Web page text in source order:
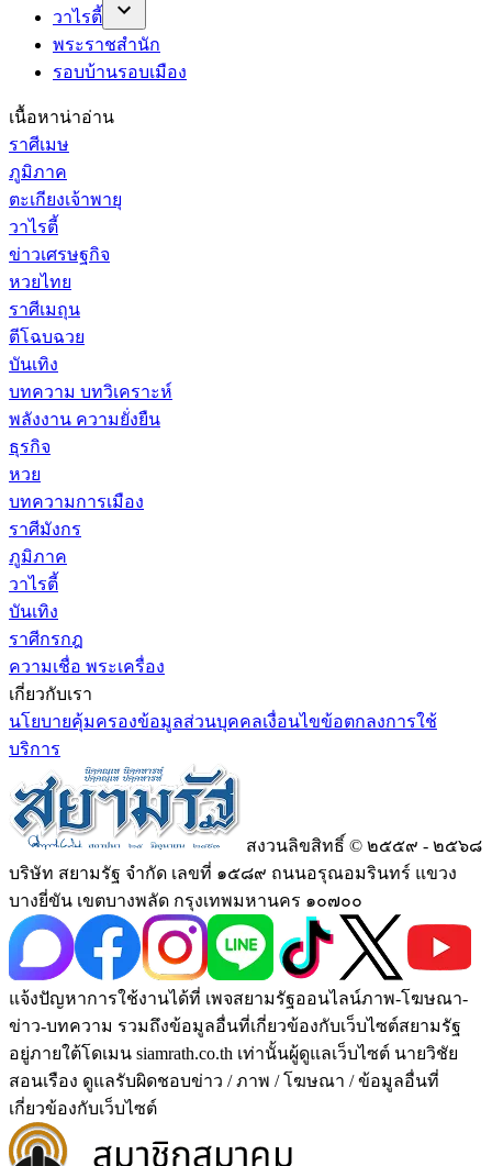
วาไรตี้
พระราชสำนัก
รอบบ้านรอบเมือง
เนื้อหาน่าอ่าน
ราศีเมษ
ภูมิภาค
ตะเกียงเจ้าพายุ
วาไรตี้
ข่าวเศรษฐกิจ
หวยไทย
ราศีเมถุน
ตีโฉบฉวย
บันเทิง
บทความ บทวิเคราะห์
พลังงาน ความยั่งยืน
ธุรกิจ
หวย
บทความการเมือง
ราศีมังกร
ภูมิภาค
วาไรตี้
บันเทิง
ราศีกรกฎ
ความเชื่อ พระเครื่อง
เกี่ยวกับเรา
นโยบายคุ้มครองข้อมูลส่วนบุคคลเงื่อนไขข้อตกลงการใช้
บริการ
สงวนลิขสิทธิ์ © ๒๕๕๙ - ๒๕๖๘
บริษัท สยามรัฐ จำกัด เลขที่ ๑๕๘๙ ถนนอรุณอมรินทร์ แขวง
บางยี่ขัน เขตบางพลัด กรุงเทพมหานคร ๑๐๗๐๐
แจ้งปัญหาการใช้งานได้ที่ เพจสยามรัฐออนไลน์ภาพ-โฆษณา-
ข่าว-บทความ รวมถึงข้อมูลอื่นที่เกี่ยวข้องกับเว็บไซต์สยามรัฐ
อยู่ภายใต้โดเมน siamrath.co.th เท่านั้นผู้ดูแลเว็บไซต์ นายวิชัย
สอนเรือง ดูแลรับผิดชอบข่าว / ภาพ / โฆษณา / ข้อมูลอื่นที่
เกี่ยวข้องกับเว็บไซต์